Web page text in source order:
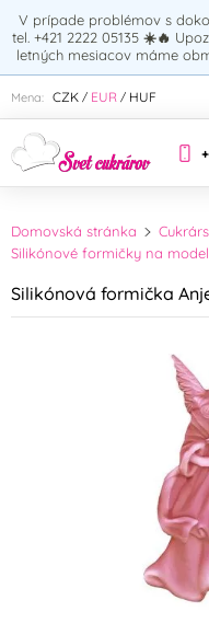
V prípade problémov s
tel. +421 2222 05135 ☀️🔥
letných mesiacov máme
Mena: CZK / EUR / HUF
Zadajte hľadaný
Domovská stránka
Silikónové formičky na
Silikónová formička